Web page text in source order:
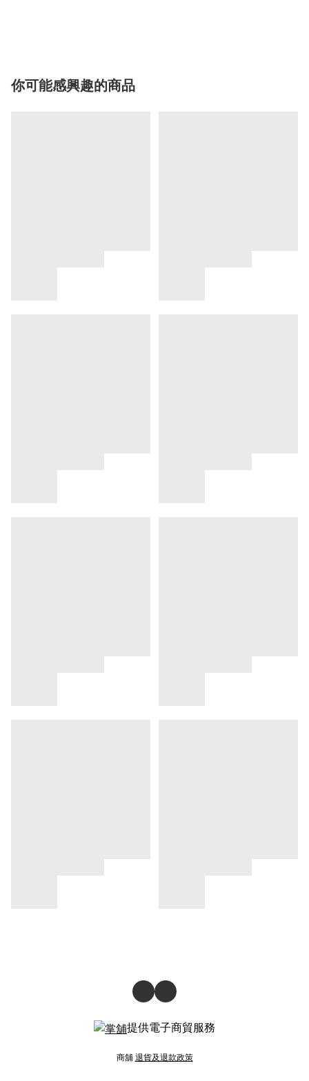
你可能感興趣的商品
提供電子商貿服務
商舖退貨及退款政策